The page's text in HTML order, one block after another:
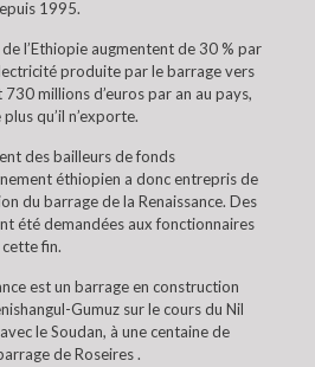
1995.
l’Ethiopie augmentent de 30 % par
produite par le barrage vers
millions d’euros par an au pays,
qu’il n’exporte.
des bailleurs de fonds
éthiopien a donc entrepris de
du barrage de la Renaissance. Des
été demandées aux fonctionnaires
fin.
est un barrage en construction
Gumuz sur le cours du Nil
le Soudan, à une centaine de
de Roseires .